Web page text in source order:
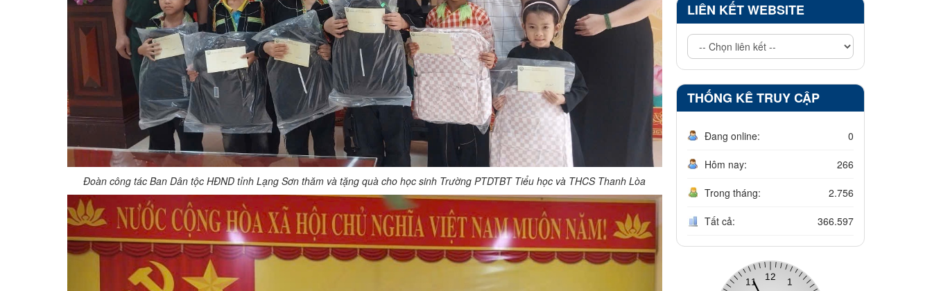
Đoàn công tác Ban Dân tộc HĐND tỉnh Lạng Sơn thăm và tặng quà cho học sinh Trường PTDTBT Tiểu học và THCS Thanh Lòa
LIÊN KẾT WEBSITE
THỐNG KÊ TRUY CẬP
Đang online: 0
Hôm nay: 266
Trong tháng: 2.756
Tất cả: 366.597